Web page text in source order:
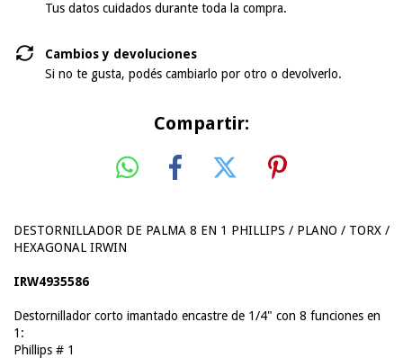
Tus datos cuidados durante toda la compra.
Cambios y devoluciones
Si no te gusta, podés cambiarlo por otro o devolverlo.
Compartir:
DESTORNILLADOR DE PALMA 8 EN 1 PHILLIPS / PLANO / TORX /
HEXAGONAL IRWIN
IRW4935586
Destornillador corto imantado encastre de 1/4" con 8 funciones en
1:
Phillips # 1